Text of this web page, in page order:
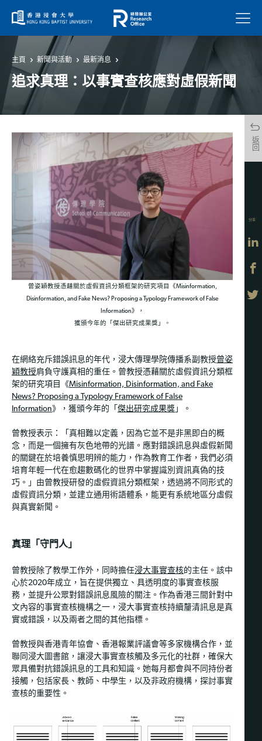
菜單
主頁 新聞與活動 最新消息
追求真理：以事實查核應對虛假新聞
返回
曾姿穎教授憑藉關於虛假資訊分類框架的研究項目《Misinformation,
Disinformation, and Fake News? Proposing a Typology Framework of False
Information》，
獲頒今年的「傑出研究成果獎」。
在網絡充斥錯誤訊息的年代，浸大傳理學院傳播系副教授曾姿
穎教授肩負守護真相的重任。曾教授憑藉關於虛假資訊分類框
架的研究項目《Misinformation, Disinformation, and Fake
News? Proposing a Typology Framework of False
Information》，獲頒今年的「 傑出研究成果獎 」。
曾教授表示：「真相難以定義，因為它並不是非黑即白的概
念，而是一個擁有灰色地帶的光譜。應對錯誤訊息與虛假新聞
的關鍵在於培養慎思明辨的能力，作為教育工作者，我們必須
培育年輕一代在愈趨數碼化的世界中掌握識別資訊真偽的技
巧。」由曾教授研發的虛假資訊分類框架，透過將不同形式的
虛假資訊分類，並建立通用術語體系，能更有系統地區分虛假
與真實新聞。
真理「守門人」
曾教授除了教學工作外，同時擔任浸大事實查核的主任。該中
心於2020年成立，旨在提供獨立、具透明度的事實查核服
務，並提升公眾對錯誤訊息風險的關注。作為香港三間針對中
文內容的事實查核機構之一，浸大事實查核持續釐清訊息是真
實或錯誤，以及兩者之間的其他指標。
曾教授與香港青年協會、香港報業評議會等多家機構合作，並
聯同浸大圖書館，讓浸大事實查核觸及多元化的社群，確保大
眾具備對抗錯誤訊息的工具和知識。她每月都會與不同持份者
接觸，包括家長、教師、中學生，以及非政府機構，探討事實
查核的重要性。
分享